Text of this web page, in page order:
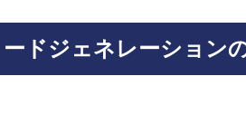
ドジェネレーション